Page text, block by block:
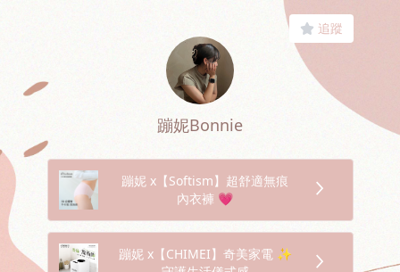
追蹤
蹦妮Bonnie
蹦妮 x【Softism】超舒適無痕
內衣褲 💗
蹦妮 x【CHIMEI】奇美家電 ✨